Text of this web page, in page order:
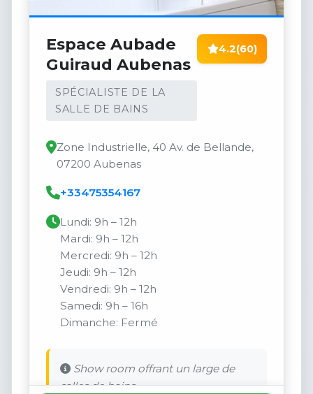
Espace Aubade
Guiraud Aubenas
SPÉCIALISTE DE LA
SALLE DE BAINS
4.2(60)
Zone Industrielle, 40 Av. de Bellande,
07200 Aubenas
+33475354167
Lundi: 9h – 12h
Mardi: 9h – 12h
Mercredi: 9h – 12h
Jeudi: 9h – 12h
Vendredi: 9h – 12h
Samedi: 9h – 16h
Dimanche: Fermé
Show room offrant un large de
salles de bains.